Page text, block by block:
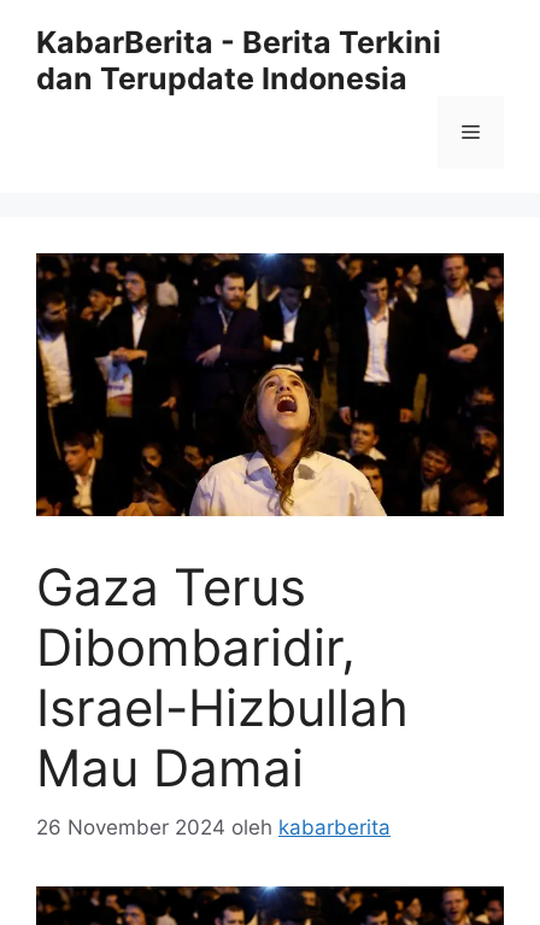
KabarBerita - Berita Terkini
dan Terupdate Indonesia
Menu
Gaza Terus
Dibombaridir,
Israel-Hizbullah
Mau Damai
26 November 2024 oleh kabarberita